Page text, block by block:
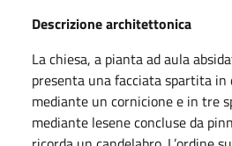
Descrizione architettonica
La chiesa, a pianta ad aula
presenta una facciata spartita
mediante un cornicione e in tre
mediante lesene concluse da